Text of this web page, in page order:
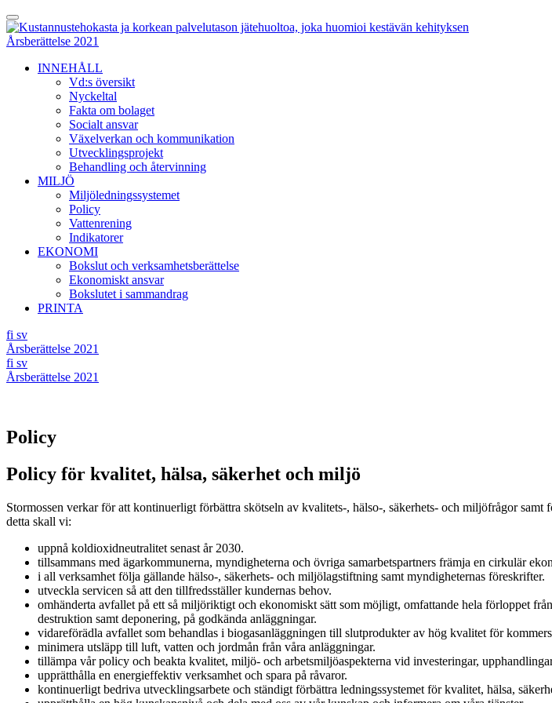
Skip
to
content
Toggle
Menu
Årsberättelse 2021
INNEHÅLL
Vd:s översikt
Nyckeltal
Fakta om bolaget
Socialt ansvar
Växelverkan och kommunikation
Utvecklingsprojekt
Behandling och återvinning
MILJÖ
Miljöledningssystemet
Policy
Vattenrening
Indikatorer
EKONOMI
Bokslut och verksamhetsberättelse
Ekonomiskt ansvar
Bokslutet i sammandrag
PRINTA
fi sv
Årsberättelse 2021
fi sv
Årsberättelse 2021
Policy
Policy för kvalitet, hälsa, säkerhet och miljö
Stormossen verkar för att kontinuerligt förbättra skötseln av kvalitets-, hälso-, säkerhets- och miljöfrågor
detta skall vi:
uppnå koldioxidneutralitet senast år 2030.
tillsammans med ägarkommunerna, myndigheterna och övriga samarbetspartners främja en cirkulär
i all verksamhet följa gällande hälso-, säkerhets- och miljölagstiftning samt myndigheternas föreskrifter.
utveckla servicen så att den tillfredsställer kundernas behov.
omhänderta avfallet på ett så miljöriktigt och ekonomiskt sätt som möjligt, omfattande hela förloppet
destruktion samt deponering, på godkända anläggningar.
vidareförädla avfallet som behandlas i biogasanläggningen till slutprodukter av hög kvalitet för
minimera utsläpp till luft, vatten och jordmån från våra anläggningar.
tillämpa vår policy och beakta kvalitet, miljö- och arbetsmiljöaspekterna vid investeringar,
upprätthålla en energieffektiv verksamhet och spara på råvaror.
kontinuerligt bedriva utvecklingsarbete och ständigt förbättra ledningssystemet för kvalitet, hälsa,